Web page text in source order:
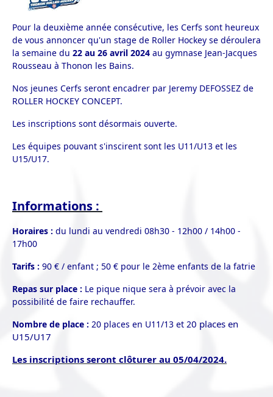
Pour la deuxième année consécutive, les Cerfs sont heureux
de vous annoncer qu'un stage de Roller Hockey se déroulera
la semaine du 22 au 26 avril 2024 au gymnase Jean-Jacques
Rousseau à Thonon les Bains.
Nos jeunes Cerfs seront encadrer par Jeremy DEFOSSEZ de
ROLLER HOCKEY CONCEPT.
Les inscriptions sont désormais ouverte.
Les équipes pouvant s'inscirent sont les U11/U13 et les
U15/U17.
Informations :
Horaires : du lundi au vendredi 08h30 - 12h00 / 14h00 -
17h00
Tarifs : 90 € / enfant ; 50 € pour le 2ème enfants de la fatrie
Repas sur place : Le pique nique sera à prévoir avec la
possibilité de faire rechauffer.
Nombre de place : 20 places en U11/13 et 20 places en
U15/U17
Les inscriptions seront clôturer au 05/04/2024.